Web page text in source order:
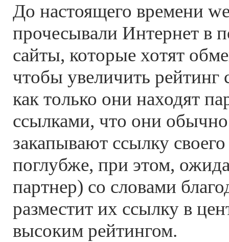
До настоящего времени
прочесывали Интернет в
сайты, которые хотят
чтобы увеличить рейтинг
как только они находят
ссылками, что они
закапывают ссылку
поглубже, при этом,
партнер) со словами
разместит их ссылку в
высоким рейтингом.